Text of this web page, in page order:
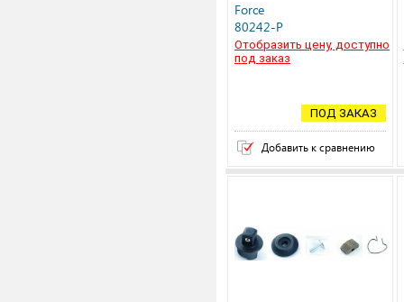
Force
80242-P
Отобразить цену, доступно
под заказ
ПОД ЗАКАЗ
Добавить к сравнению